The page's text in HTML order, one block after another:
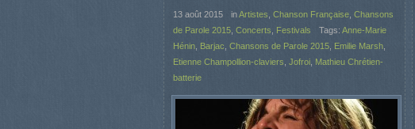
13 août 2015 inArtistes Chanson Française Chansons
de Parole 2015 Concerts Festivals Tags: Anne-Marie
Hénin Barjac Chansons de Parole 2015 Emilie Marsh
Etienne Champollion-claviers Jofroi Mathieu Chrétien-
batterie